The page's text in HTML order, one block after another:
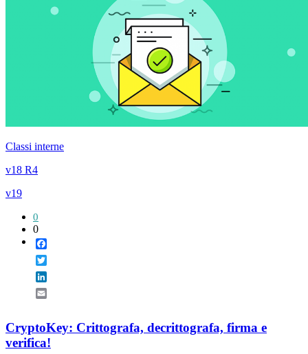
Classi interne
v18 R4
v19
0
0
CryptoKey: Crittografa, decrittografa, firma e
verifica!